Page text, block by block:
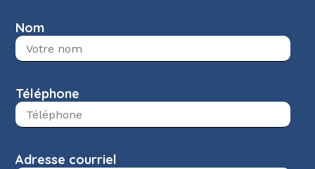
Nom
Téléphone
Adresse courriel